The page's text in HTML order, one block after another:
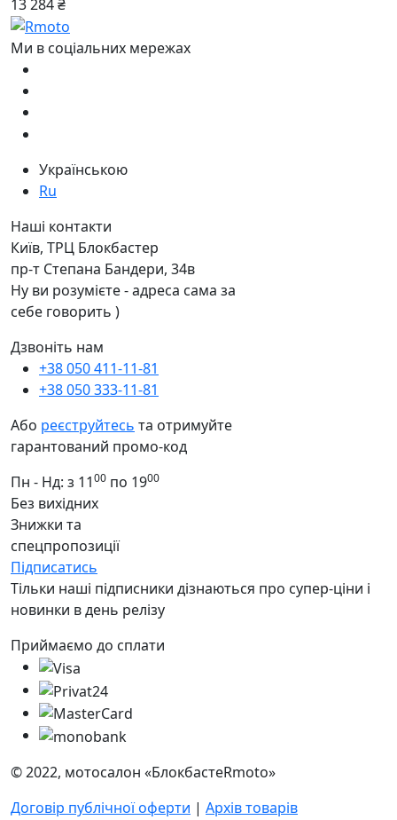
13 284 ₴
Ми в соціальних мережах
Українською
Ru
Наші контакти
Київ, ТРЦ Блокбастер
пр-т Степана Бандери, 34в
Ну ви розумієте - адреса сама за
себе говорить )
Дзвоніть нам
+38 050 411-11-81
+38 050 333-11-81
Або реєструйтесь та отримуйте
гарантований промо-код
Пн - Нд: з 1100 по 1900
Без вихідних
Знижки та
спецпропозиції
Підписатись
Тільки наші підписники дізнаються про супер-ціни і
новинки в день релізу
Приймаємо до сплати
© 2022, мотосалон «БлокбастеRmoto»
Договір публічної оферти | Архів товарів